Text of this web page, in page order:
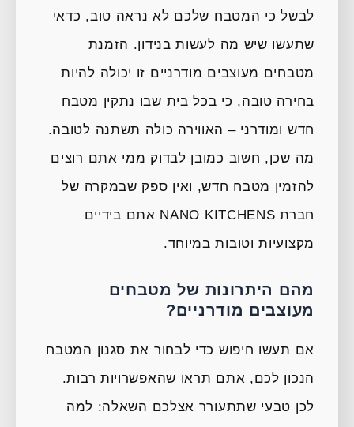
לבשל כי המטבח שלכם לא נראה טוב, כדאי
שתעשו שיש מה לעשות בנידון. הזמנת
מטבחים מעוצבים מודרניים זו יכולה להיות
בחירה טובה, כי בכל בית שבו נתקין מטבח
חדש ומודרני – האווירה כולה תשתנה לטובה.
מה שכן, חשוב כמובן לבדוק ממי אתם רוצים
להזמין מטבח חדש, ואין ספק שבמקרה של
חברת NANO KITCHENS אתם בידיים
מקצועיות וטובות במיוחד.
מהם היתרונות של מטבחים
מעוצבים מודרניים?
אם תעשו חיפוש כדי לבחור את סגנון המטבח
הנכון לכם, אתם תראו שהאפשרויות רבות.
לכן טבעי שתתעורר אצלכם השאלה: למה